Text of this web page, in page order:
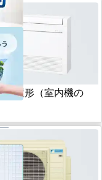
床置形（室内機の